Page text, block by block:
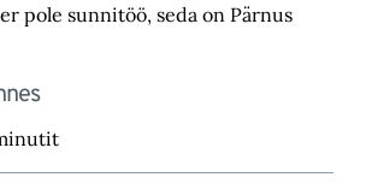
pole sunnitöö, seda on Pärnus